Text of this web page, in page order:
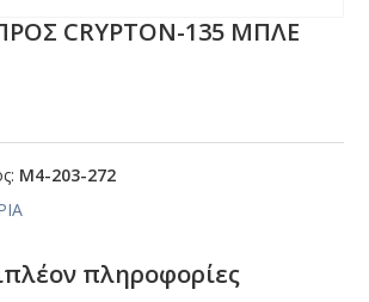
CRΥΡΤΟΝ-135 ΜΠΛΕ
Μ4-203-272
πληροφορίες